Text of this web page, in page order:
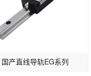
国产直线导轨EG系列